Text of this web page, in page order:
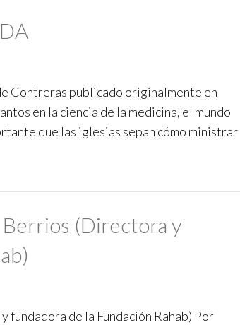
Contreras publicado originalmente en
en la ciencia de la medicina, el mundo
que las iglesias sepan cómo ministrar
(Directora y
de la Fundación Rahab) Por